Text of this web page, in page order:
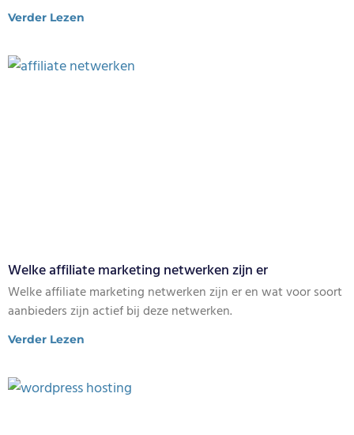
Verder Lezen
Welke affiliate marketing netwerken zijn er
Welke affiliate marketing netwerken zijn er en wat voor soort
aanbieders zijn actief bij deze netwerken.
Verder Lezen